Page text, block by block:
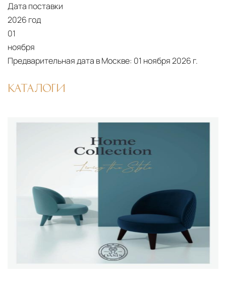
Дата поставки
2026 год
01
ноября
Предварительная дата в Москве: 01 ноября 2026 г.
КАТАЛОГИ